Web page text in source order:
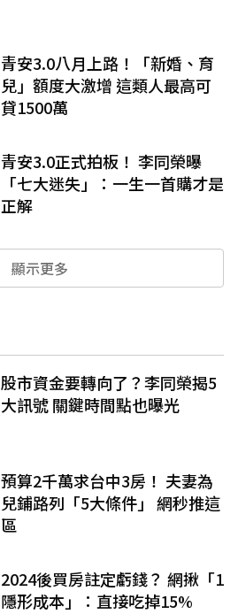
青安3.0八月上路！「新婚、育
兒」額度大激增 這類人最高可
貸1500萬
青安3.0正式拍板！ 李同榮曝
「七大迷失」：一生一首購才是
正解
顯示更多
股市資金要轉向了？李同榮揭5
大訊號 關鍵時間點也曝光
預算2千萬求台中3房！ 夫妻為
兒鋪路列「5大條件」 網秒推這
區
2024後買房註定虧錢？ 網揪「1
隱形成本」：直接吃掉15%